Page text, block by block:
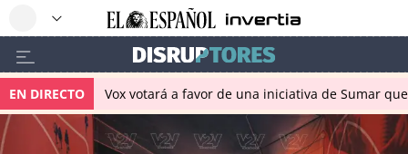
EN DIRECTO Vox votará a favor de una iniciativa de Sumar